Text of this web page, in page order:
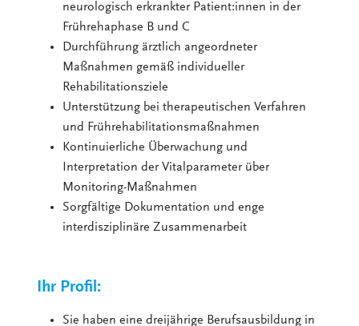
neurologisch erkrankter Patient:innen in der
Frührehaphase B und C
Durchführung ärztlich angeordneter
Maßnahmen gemäß individueller
Rehabilitationsziele
Unterstützung bei therapeutischen Verfahren
und Frührehabilitationsmaßnahmen
Kontinuierliche Überwachung und
Interpretation der Vitalparameter über
Monitoring-Maßnahmen
Sorgfältige Dokumentation und enge
interdisziplinäre Zusammenarbeit
Ihr Profil:
Sie haben eine dreijährige Berufsausbildung in